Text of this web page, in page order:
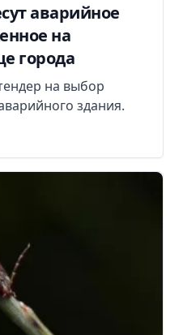
аварийное
на
города
на выбор
здания.